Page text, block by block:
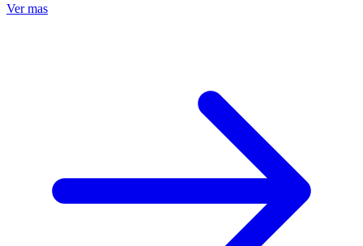
Ver mas